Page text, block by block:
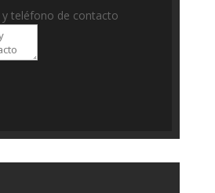
teléfono de contacto